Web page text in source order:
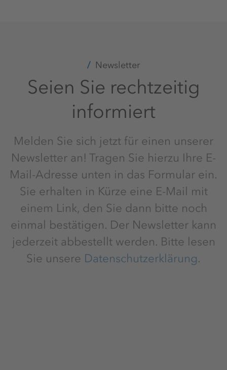
Newsletter
Seien Sie rechtzeitig
informiert
Melden Sie sich jetzt für einen unserer
Newsletter an! Tragen Sie hierzu Ihre E-
Mail-Adresse unten in das Formular ein.
Sie erhalten in Kürze eine E-Mail mit
einem Link, den Sie dann bitte noch
einmal bestätigen. Der Newsletter kann
jederzeit abbestellt werden. Bitte lesen
Sie unsere Datenschutzerklärung.